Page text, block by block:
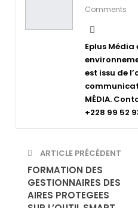
Comments
Eplus
est issu de
MÉDIA.
+228 99 52
ARTICLE PRÉCÉDENT
FORMATION DES
GESTIONNAIRES DES
AIRES PROTEGEES